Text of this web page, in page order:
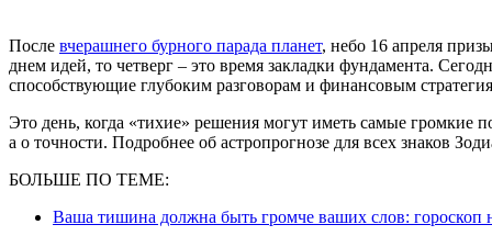
После вчерашнего бурного парада планет, небо 16 апреля
днем идей, то четверг – это время закладки фундамента.
способствующие глубоким разговорам и финансовым
Это день, когда «тихие» решения могут иметь самые громкие
а о точности. Подробнее об астропрогнозе для всех знаков
БОЛЬШЕ ПО ТЕМЕ:
Ваша тишина должна быть громче ваших слов: гороскоп